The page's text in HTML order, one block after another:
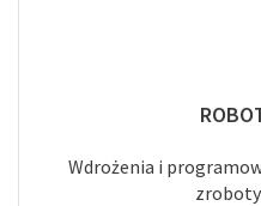
Wdrożenia i